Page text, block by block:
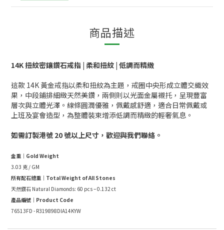
商品描述
14K 扭紋密鑲鑽石戒指 | 柔和扭紋 | 低調而精緻
這款 14K 黃金戒指以柔和扭紋為主題，戒圈中央形成立體交織效
果，中段鋪排細緻天然美鑽，兩側則以光面金屬襯托，呈現豐富
層次與立體光澤。線條圓潤優雅，佩戴感舒適，適合日常佩戴或
上班及宴會造型，為整體裝束增添低調而精緻的輕奢氣息。
如需訂製港號 20 號以上尺寸，歡迎與我們聯絡。
金重｜Gold Weight
3.03 克 / GM
所有配石總重｜Total Weight of All Stones
天然鑽石 Natural Diamonds: 60 pcs – 0.132 ct
產品編號｜Product Code
76513FD - R319898DIA14KYW